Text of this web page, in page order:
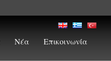
Νέα Επικοινωνία